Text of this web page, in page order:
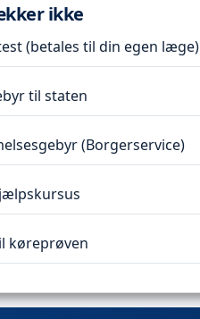
ikke
(betales til din egen læge)
til staten
(Borgerservice)
køreprøven